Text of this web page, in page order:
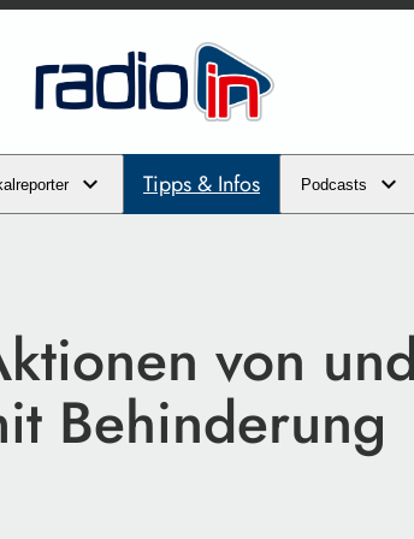
Tipps & Infos Podcasts
von
Behinderung